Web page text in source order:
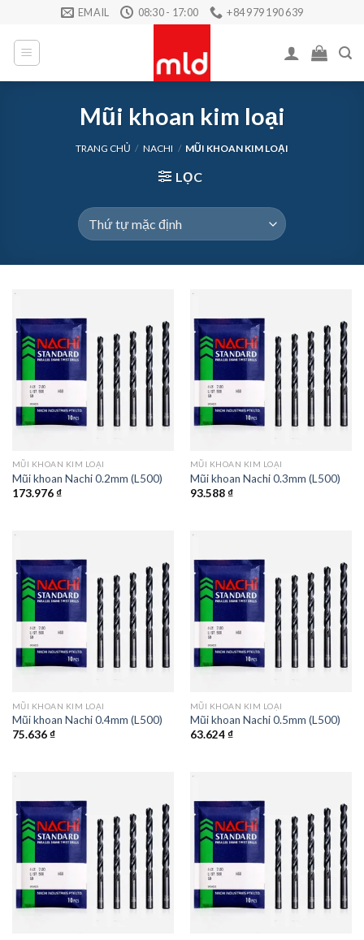
content
EMAIL 08:30 - 17:00 +84 979 190 639
Mũi khoan kim loại
TRANG CHỦ / NACHI / MŨI KHOAN KIM LOẠI
LỌC
MŨI KHOAN KIM LOẠI
Mũi khoan Nachi 0.2mm (L500)
173.976₫
MŨI KHOAN KIM LOẠI
Mũi khoan Nachi 0.3mm (L500)
93.588₫
MŨI KHOAN KIM LOẠI
Mũi khoan Nachi 0.4mm (L500)
75.636₫
MŨI KHOAN KIM LOẠI
Mũi khoan Nachi 0.5mm (L500)
63.624₫